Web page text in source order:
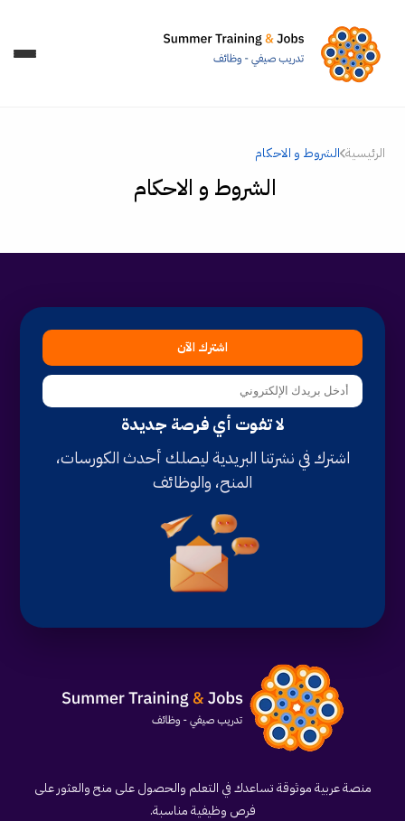
الرئيسية الشروط و الاحكام
الشروط و الاحكام
اشترك الآن
لا تفوت أي فرصة جديدة
اشترك في نشرتنا البريدية ليصلك أحدث الكورسات،
المنح، والوظائف
منصة عربية موثوقة تساعدك في التعلم والحصول على منح والعثور على
فرص وظيفية مناسبة.